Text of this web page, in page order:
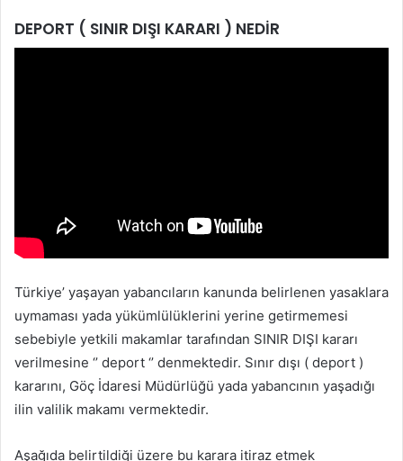
DEPORT ( SINIR DIŞI KARARI ) NEDİR
Türkiye’ yaşayan yabancıların kanunda belirlenen yasaklara
uymaması yada yükümlülüklerini yerine getirmemesi
sebebiyle yetkili makamlar tarafından SINIR DIŞI kararı
verilmesine ‘’ deport ‘’ denmektedir. Sınır dışı ( deport )
kararını, Göç İdaresi Müdürlüğü yada yabancının yaşadığı
ilin valilik makamı vermektedir.
Aşağıda belirtildiği üzere bu karara itiraz etmek